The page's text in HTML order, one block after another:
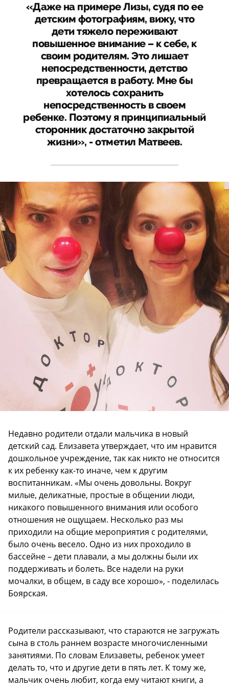
«Даже на примере Лизы, судя по ее
детским фотографиям, вижу, что
дети тяжело переживают
повышенное внимание – к себе, к
своим родителям. Это лишает
непосредственности, детство
превращается в работу. Мне бы
хотелось сохранить
непосредственность в своем
ребенке. Поэтому я принципиальный
сторонник достаточно закрытой
жизни», - отметил Матвеев.
Недавно родители отдали мальчика в новый
детский сад. Елизавета утверждает, что им нравится
дошкольное учреждение, так как никто не относится
к их ребенку как-то иначе, чем к другим
воспитанникам. «Мы очень довольны. Вокруг
милые, деликатные, простые в общении люди,
никакого повышенного внимания или особого
отношения не ощущаем. Несколько раз мы
приходили на общие мероприятия с родителями,
было очень весело. Одно из них проходило в
бассейне – дети плавали, а мы должны были их
поддерживать и болеть. Все надели на руки
мочалки, в общем, в саду все хорошо», - поделилась
Боярская.
Родители рассказывают, что стараются не загружать
сына в столь раннем возрасте многочисленными
занятиями. По словам Елизаветы, ребенок умеет
делать то, что и другие дети в пять лет. К тому же,
мальчик очень любит, когда ему читают книги, а